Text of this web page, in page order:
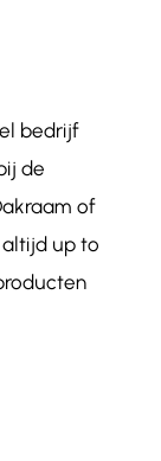
bedrijf
de
of
altijd up to